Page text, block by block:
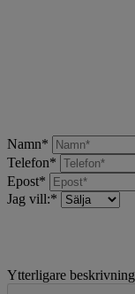
Namn*
Telefon*
Epost*
Jag vill:*
Ytterligare beskrivning